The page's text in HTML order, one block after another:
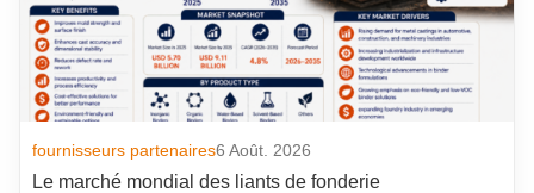
fournisseurs partenaires6 Août. 2026
Le marché mondial des liants de fonderie